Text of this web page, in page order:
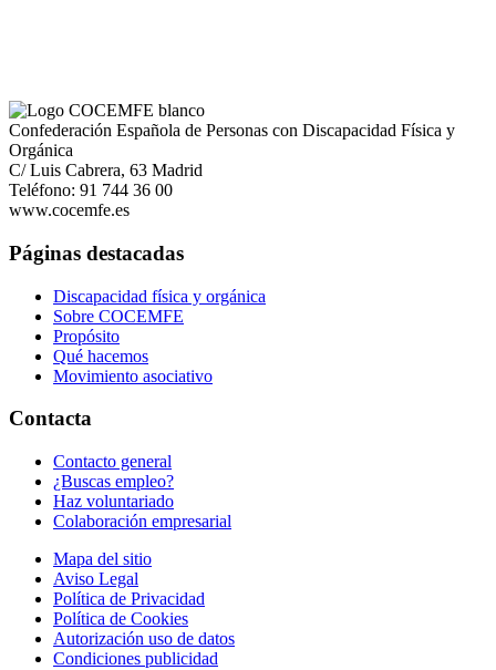
Confederación Española de Personas con Discapacidad Física y
Orgánica
C/ Luis Cabrera, 63 Madrid
Teléfono: 91 744 36 00
www.cocemfe.es
Páginas destacadas
Discapacidad física y orgánica
Sobre COCEMFE
Propósito
Qué hacemos
Movimiento asociativo
Contacta
Contacto general
¿Buscas empleo?
Haz voluntariado
Colaboración empresarial
Mapa del sitio
Aviso Legal
Política de Privacidad
Política de Cookies
Autorización uso de datos
Condiciones publicidad